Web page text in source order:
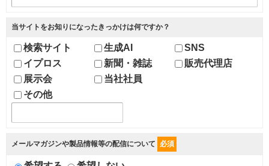
当サイトをお知りになったきっかけは何ですか？
検索サイト 生成AI
SNS
イプロス
新聞・雑誌
販売代理店
展示会
当社社員
その他
メールマガジンや製品情報等の配信について 必須